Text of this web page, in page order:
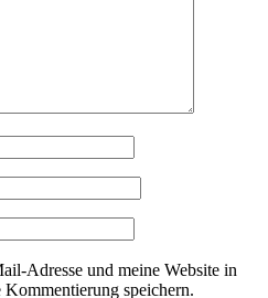
Adresse und meine Website in
speichern.